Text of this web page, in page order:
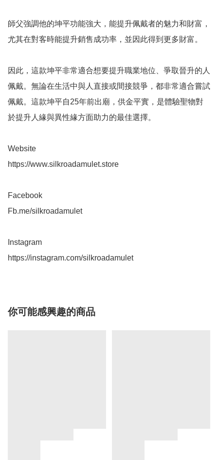
師父強調他的坤平功能強大，能提升佩戴者的魅力和財富，
尤其在對客時能提升銷售成功率，並因此得到更多財富。
因此，這款坤平非常適合想要提升職業地位、爭取晉升的人
佩戴。無論在生活中與人直接或間接競爭，都非常適合嘗試
佩戴。這款坤平自25年前出廟，供金平實，是體驗聖物對
於提升人緣與異性緣方面助力的最佳選擇。
Website
https://www.silkroadamulet.store
Facebook
Fb.me/silkroadamulet
Instagram
你可能感興趣的商品